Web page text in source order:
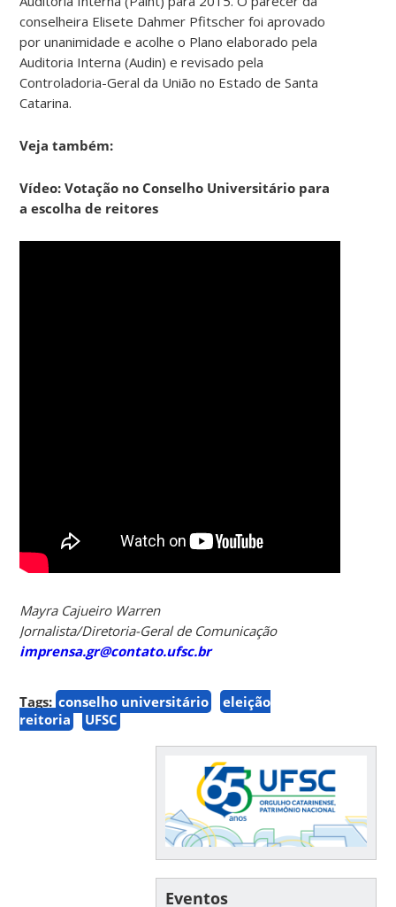
conselheira Elisete Dahmer Pfitscher foi aprovado
por unanimidade e acolhe o Plano elaborado pela
Auditoria Interna (Audin) e revisado pela
Controladoria-Geral da União no Estado de Santa
Catarina.
Veja também:
Vídeo: Votação no Conselho Universitário para
a escolha de reitores
Mayra Cajueiro Warren
Jornalista/Diretoria-Geral de Comunicação
imprensa.gr@contato.ufsc.br
Tags: conselho universitário
eleição
reitoria
UFSC
Eventos